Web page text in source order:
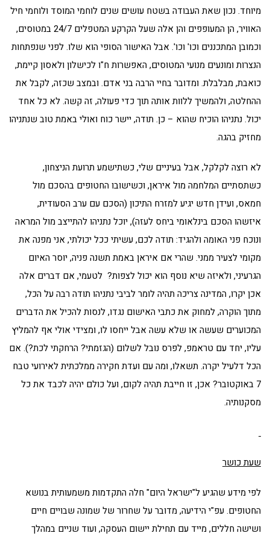
מיוחד. נכון שאת העבודה בשטח עושים שנים לוחמי המוסד ולוחמי חיל
האוויר, הן המעופפים והן אלה שעל הקרקע המטפלים 24/7 במטוסים,
וכמובן המתכננים וכו' וכו'. אבל האישור הסופי הוא שלו. לפני שנפתחות
הנצרות ומונעים מנועי המטוסים, האפשרות ח"ו לכישלון ולאסון קיימת,
כואבת, מבלבלת. ומדובר בחיי הרבה בני אדם. ובמצב שכזה, לקבל את
ההחלטה, ולהמשיך ללוות אותה תוך כדי פעולה, זה קשה. לא כל אחד
יכול. נתניהו הוכיח שהוא – כן. תודה, יישר כוח ואולי באמת טוב שנתניהו
מחזיק בהגה.
לא רוצה לקלקל, אבל בעיניים שלי, כשתישמע תרועת הניצחון,
כשתסתיים המלחמה מול איראן, וכשישובו החטופים בהסכם מול
חמאס, ועידן חדש יגיע למזרח התיכון (הסכם עם ערב הסעודית,
איזשהו הסכם בינלאומי ביחס לעזה), יוכל נתניהו להתייצב מול המראה
ונוכח פני האומה ולהגיד: תודה לכם, עשיתי ככל יכולתי, אני מפנה את
מקומי לצעיר ממני. שהרי אם איראן באמת תשנה פניה, יוסר האיום
הגרעיני, ולאיזה שיא נוסף הוא יכול לצפות? לטעמי, אם דברים אלה
אכן יקרו, המדינה צריכה תהיה לומר לביבי נתניהו תודה רבה על הכל,
מתוך הוקרה, למחוק את כתבי האישום נגדו, לנסות להכיל את הדברים
המכוערים שעשה או שלא עשה אבל ייחסו לו, ומצידי אולי אף להמליץ
עליו, יחד עם טראמפ, לפרס נובל לשלום (הגזמתי? הרחקתי לכת?). אם
הכל דלעיל יקרה. תשאלו, ומה עם ועדת חקירה ממלכתית לאירועי טבח
7 באוקטובר? אכן, זו חייבת תהיה לקום, ועל כולם יהיה לכבד את כל
מסקנותיה.
שעת כושר
לפי מידע שהגיע ל"ישראל היום" חלה התקדמות משמעותית בנושא
החטופים. עפ"י הידיעה, מדובר על שחרור של שמונה שבויים חיים
ושישה חללים, מייד עם תחילת יישום העסקה, ועוד שניים במהלך